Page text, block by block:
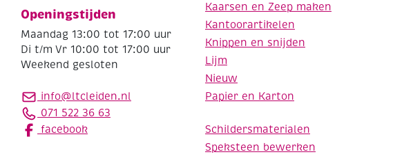
Openingstijden
Maandag 13:00 tot 17:00 uur
Di t/m Vr 10:00 tot 17:00 uur
Weekend gesloten
info@ltcleiden.nl
071 522 36 63
facebook
Kaarsen en Zeep maken
Kantoorartikelen
Knippen en snijden
Lijm
Nieuw
Papier en Karton
Schildersmaterialen
Speksteen bewerken